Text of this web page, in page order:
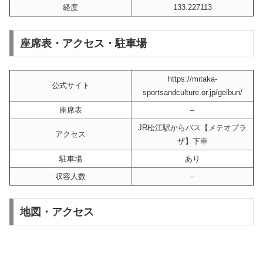
経度
133.227113
座席表・アクセス・駐車場
公式サイト
https://mitaka-
sportsandculture.or.jp/geibun/
座席表
–
アクセス
JR松江駅からバス【メテオプラ
ザ】下車
駐車場
あり
収容人数
–
地図・アクセス